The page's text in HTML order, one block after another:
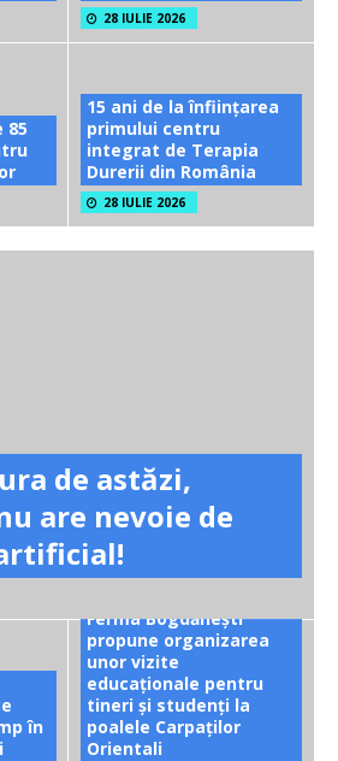
28 IULIE 2026
85
15 ani de la înființarea
primului centru
integrat de Terapia
Durerii din România
28 IULIE 2026
de astăzi,
are nevoie de
în
Ferma Bogdănești
propune organizarea
unor vizite
educaționale pentru
tineri și studenți la
poalele Carpaților
Orientali